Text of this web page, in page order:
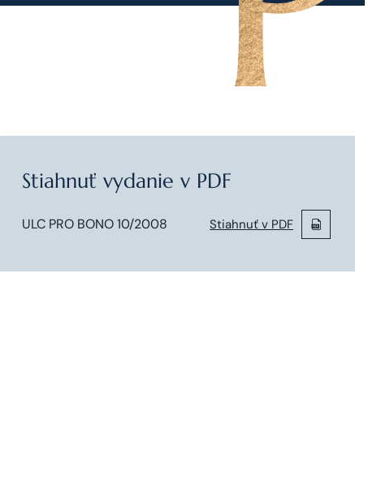
Stiahnuť vydanie v PDF
ULC PRO BONO 10/2008 Stiahnuť v PDF